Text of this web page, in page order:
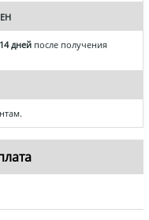
14 дней после получения